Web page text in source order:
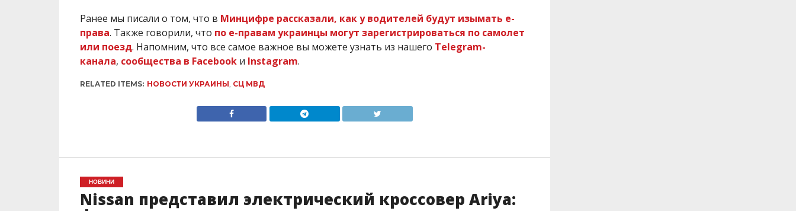
Ранее мы писали о том, что в Минцифре рассказали, как у водителей будут изымать е-
права. Также говорили, что по е-правам украинцы могут зарегистрироваться по самолет
или поезд. Напомним, что все самое важное вы можете узнать из нашего Telegram-
канала, сообщества в Facebookи Instagram.
RELATED ITEMS: НОВОСТИ УКРАИНЫ, СЦ МВД
НОВИНИ
Nissan представил электрический кроссовер Ariya: